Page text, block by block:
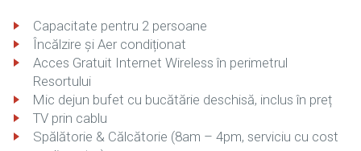
Capacitate pentru 2 persoane
Încălzire și Aer condiționat
Acces Gratuit Internet Wireless în perimetrul
Resortului
Mic dejun bufet cu bucătărie deschisă, inclus în preț
TV prin cablu
Spălătorie & Călcătorie (8am – 4pm, serviciu cu cost